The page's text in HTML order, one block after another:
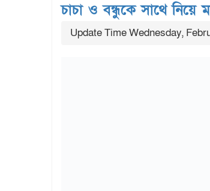
চাচা ও বন্ধুকে সাথে
Update Time Wednesday,